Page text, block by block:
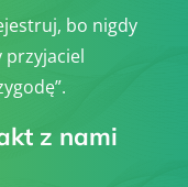
bo nigdy
przyjaciel
z nami